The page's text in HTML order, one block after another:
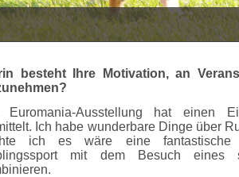
besteht Ihre Motivation, an
Euromania-Ausstellung hat einen
Ich habe wunderbare Dinge über
ich es wäre eine fantastische
mit dem Besuch eines